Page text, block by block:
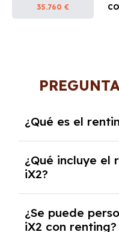
35.760 €
¿Qué es el
alquiler a largo
cuota mensual fija
durante un
generalmente entre
¿Qué incluye el
iX2?
seguro a todo
¿Se puede
iX2 con renting?